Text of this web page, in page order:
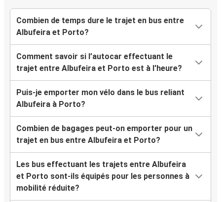
Combien de temps dure le trajet en bus entre
Albufeira et Porto?
Comment savoir si l’autocar effectuant le
trajet entre Albufeira et Porto est à l'heure?
Puis-je emporter mon vélo dans le bus reliant
Albufeira à Porto?
Combien de bagages peut-on emporter pour un
trajet en bus entre Albufeira et Porto?
Les bus effectuant les trajets entre Albufeira
et Porto sont-ils équipés pour les personnes à
mobilité réduite?